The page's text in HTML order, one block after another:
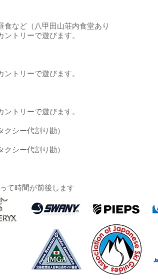
食など（八甲田山荘内食堂あり
トリーで遊びます。
トリーで遊びます。
トリーで遊びます。
シー代割り勘）
シー代割り勘）
て時間が前後します